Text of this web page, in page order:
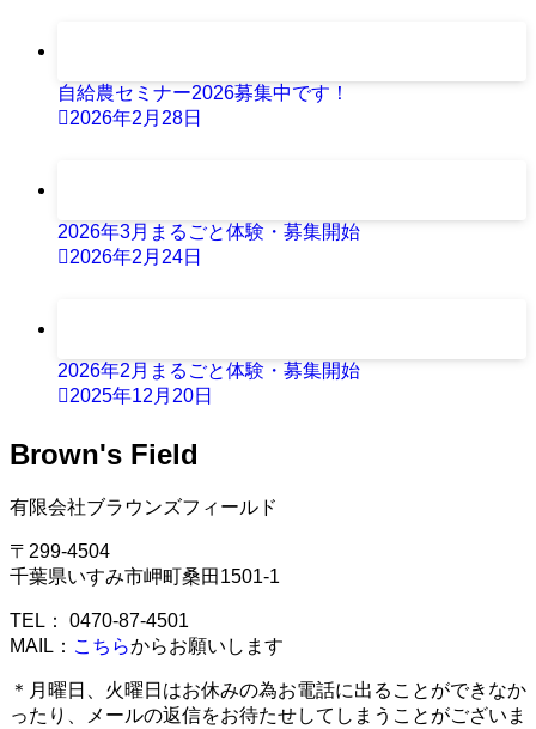
自給農セミナー2026募集中です！
2026年2月28日
2026年3月まるごと体験・募集開始
2026年2月24日
2026年2月まるごと体験・募集開始
2025年12月20日
Brown's Field
有限会社ブラウンズフィールド
〒299-4504
千葉県いすみ市岬町桑田1501-1
TEL： 0470-87-4501
MAIL： こちらからお願いします
＊月曜日、火曜日はお休みの為お電話に出ることができなか
ったり、メールの返信をお待たせしてしまうことがございま